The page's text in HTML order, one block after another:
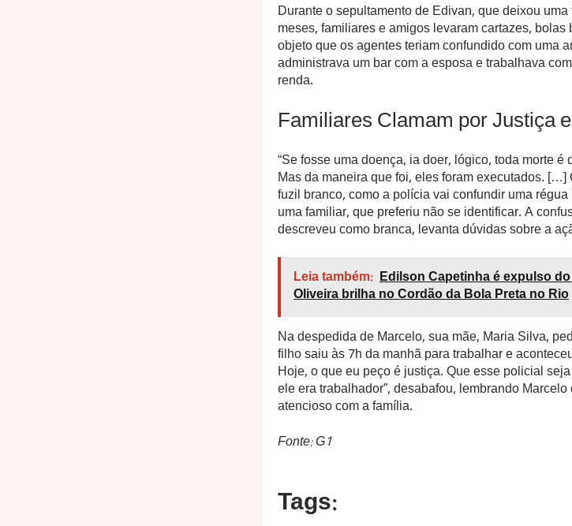
Durante o sepultamento de Edivan, que deixou
meses, familiares e amigos levaram cartazes,
objeto que os agentes teriam confundido com uma
administrava um bar com a esposa e trabalhava
renda.
Familiares Clamam por Justiça
“Se fosse uma doença, ia doer, lógico, toda morte
Mas da maneira que foi, eles foram executados.
fuzil branco, como a polícia vai confundir uma
uma familiar, que preferiu não se identificar. A
descreveu como branca, levanta dúvidas sobre a
Leia também: Edilson Capetinha é expulso
Oliveira brilha no Cordão da Bola Preta no Rio
Na despedida de Marcelo, sua mãe, Maria Silva,
filho saiu às 7h da manhã para trabalhar e
Hoje, o que eu peço é justiça. Que esse policial
ele era trabalhador”, desabafou, lembrando
atencioso com a família.
Fonte: G1
Tags: